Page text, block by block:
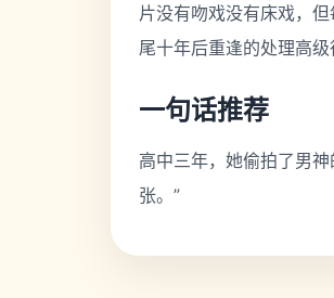
片没有吻戏没有床戏，
尾十年后重逢的处理高级
一句话推荐
高中三年，她偷拍了男
张。”